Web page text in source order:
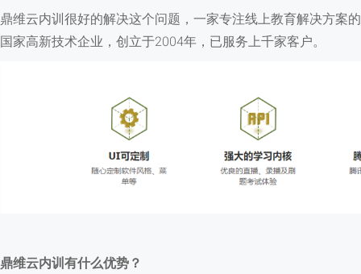
鼎维云内训很好的解决这个问题，一家专注线上教育解决方案的
国家高新技术企业，创立于2004年，已服务上千家客户。
鼎维云内训有什么优势？